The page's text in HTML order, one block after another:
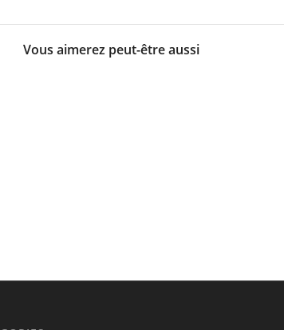
Vous aimerez peut-être aussi